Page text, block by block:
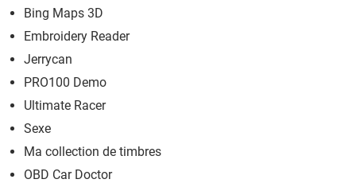
Bing Maps 3D
Embroidery Reader
Jerrycan
PRO100 Demo
Ultimate Racer
Sexe
Ma collection de timbres
OBD Car Doctor